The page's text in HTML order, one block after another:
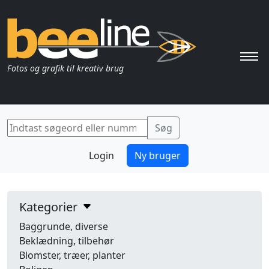
Fotos og grafik til kreativ brug
Login Ny bruger
Kategorier
Baggrunde, diverse
Beklædning, tilbehør
Blomster, træer, planter